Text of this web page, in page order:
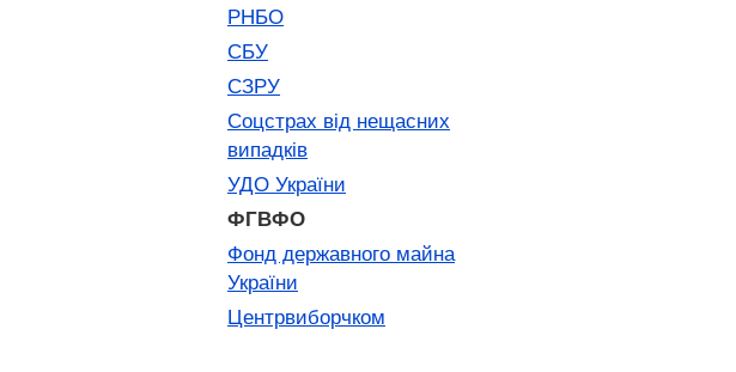
РНБО
СБУ
СЗРУ
Соцстрах від нещасних
випадків
УДО України
ФГВФО
Фонд державного майна
України
Центрвиборчком